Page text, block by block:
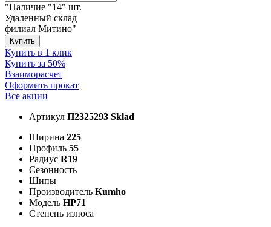
"Наличие "14" шт.
Удаленный склад
филиал Митино"
Купить
Купить в 1 клик
Купить за 50%
Взаиморасчет
Оформить прокат
Все акции
Артикул П2325293 Sklad
Ширина 225
Профиль 55
Радиус R19
Сезонность
Шипы
Производитель Kumho
Модель HP71
Степень износа